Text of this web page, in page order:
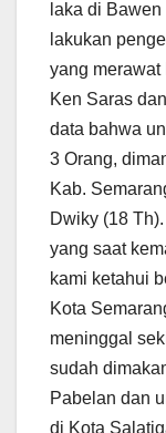
laka di
lakukan
yang merawat
Ken Saras
data bahwa
3 Orang,
Kab.
Dwiky (18
yang saat
kami ketahui
Kota
meninggal
sudah
Pabelan dan
di Kota